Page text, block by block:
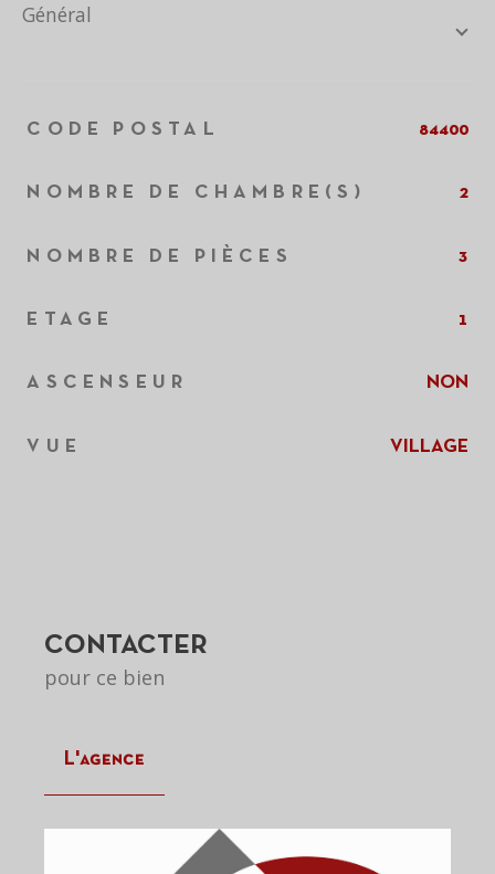
général
TRAD_ZEPHYR_Caracteristique TRAD_ZEPHYR_Valeurs
CODE POSTAL 84400
NOMBRE DE CHAMBRE(S) 2
NOMBRE DE PIÈCES 3
ETAGE 1
ASCENSEUR NON
VUE VILLAGE
CONTACTER
pour ce bien
L'agence